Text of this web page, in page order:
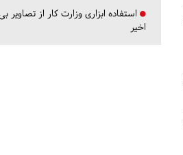
استفاده ابزاری وزارت کار از
اخیر